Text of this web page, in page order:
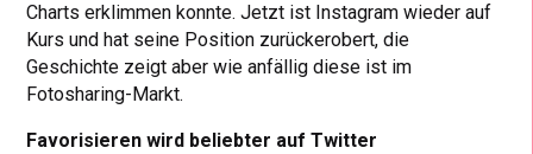
Charts erklimmen konnte. Jetzt ist Instagram wieder auf
Kurs und hat seine Position zurückerobert, die
Geschichte zeigt aber wie anfällig diese ist im
Fotosharing-Markt.
Favorisieren wird beliebter auf Twitter